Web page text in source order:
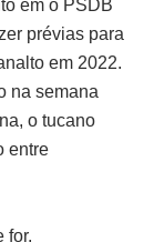
em o PSDB
prévias para
em 2022.
na semana
o tucano
entre
for,